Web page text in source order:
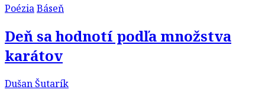
PoéziaBáseň
Deň sa hodnotí podľa množstva
karátov
Dušan Šutarík